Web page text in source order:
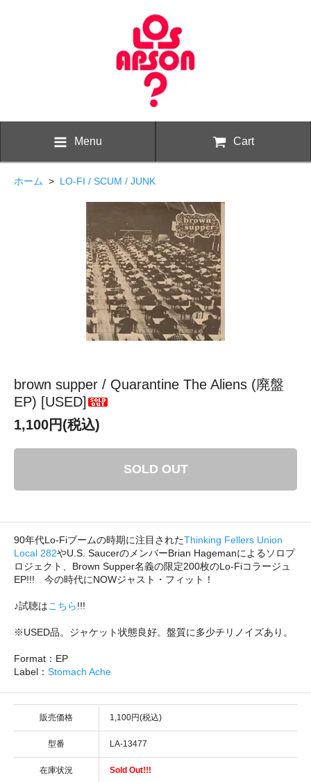
Menu Cart
ホーム > LO-FI / SCUM / JUNK
brown supper / Quarantine The Aliens (廃盤
EP) [USED]
1,100円(税込)
SOLD OUT
90年代Lo-Fiブームの時期に注目されたThinking Fellers Union
Local 282やU.S. SaucerのメンバーBrian Hagemanによるソロプ
ロジェクト、Brown Supper名義の限定200枚のLo-Fiコラージュ
EP!!! 今の時代にNOWジャスト・フィット！
♪試聴はこちら!!!
※USED品。ジャケット状態良好。盤質に多少チリノイズあり。
Format：EP
Label： Stomach Ache
販売価格 1,100円(税込)
型番 LA-13477
在庫状況 Sold Out!!!